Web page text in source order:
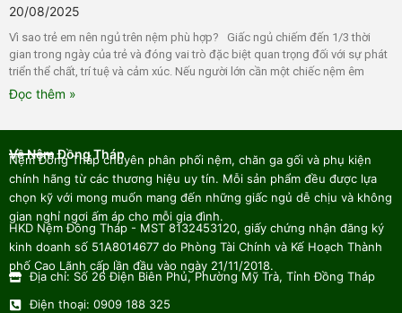
20/08/2025
Vì sao trẻ em nên ngủ trên nệm phù hợp? Giấc ngủ chiếm đến 1/3 thời
gian trong ngày của trẻ và đóng vai trò đặc biệt quan trọng đối với sự phát
triển thể chất, trí tuệ và cảm xúc. Nếu người lớn cần một chiếc nệm êm
Đọc thêm »
Về Nệm Đồng Tháp
Nệm Đồng Tháp chuyên phân phối nệm, chăn ga gối và phụ kiện
chính hãng từ các thương hiệu uy tín. Mỗi sản phẩm đều được lựa
chọn kỹ với mong muốn mang đến những giấc ngủ dễ chịu và không
gian nghỉ ngơi ấm áp cho mỗi gia đình.
HKD Nệm Đồng Tháp - MST 8132453120, giấy chứng nhận đăng ký
kinh doanh số 51A8014677 do Phòng Tài Chính và Kế Hoạch Thành
phố Cao Lãnh cấp lần đầu vào ngày 21/11/2018.
Địa chỉ: Số 26 Điện Biên Phủ, Phường Mỹ Trà, Tỉnh Đồng Tháp
Điện thoại: 0909 188 325